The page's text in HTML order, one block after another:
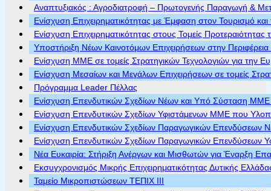
Αναπτυξιακός : Αγροδιατροφή – Πρωτογενής Παραγωγή &
Ενίσχυση Επιχειρηματικότητας με Έμφαση στον Τουρισμό
Ενίσχυση Επιχειρηματικότητας στους Τομείς Προτεραιότητας
Υποστήριξη Νέων Καινοτόμων Επιχειρήσεων στην
Ενίσχυση ΜΜΕ σε τομείς Στρατηγικών Τεχνολογιών για την
Ενίσχυση Μεσαίων και Μεγάλων Επιχειρήσεων σε τομείς
Πρόγραμμα Leader Πέλλας
Ενίσχυση Επενδυτικών Σχεδίων Νέων και Υπό Σύσταση ΜΜΕ
Ενίσχυση Επενδυτικών Σχεδίων Υφιστάμενων ΜΜΕ που
Ενίσχυση Επενδυτικών Σχεδίων Παραγωγικών Επενδύσεων
Ενίσχυση Επενδυτικών Σχεδίων Παραγωγικών Επενδύσεων
Νέα Ευκαιρία: Στήριξη Ανέργων και Μισθωτών για Έναρξη
Εκσυγχρονισμός Μικρής Επιχειρηματικότητας Δυτικής
Ταμείο Μικροπιστώσεων ΤΕΠΙΧ ΙΙΙ